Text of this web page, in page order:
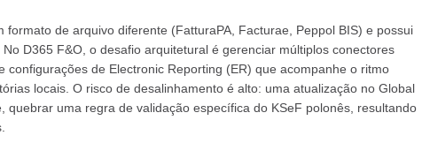
formato de arquivo diferente (FatturaPA, Facturae, Peppol BIS) e possui
D365 F&O, o desafio arquitetural é gerenciar múltiplos conectores
configurações de Electronic Reporting (ER) que acompanhe o ritmo
locais. O risco de desalinhamento é alto: uma atualização no Global
quebrar uma regra de validação específica do KSeF polonês, resultando